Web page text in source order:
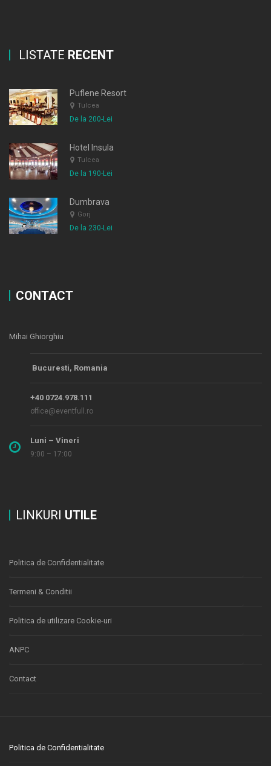
LISTATE RECENT
Puflene Resort
Tulcea
De la 200-Lei
Hotel Insula
Tulcea
De la 190-Lei
Dumbrava
Gorj
De la 230-Lei
CONTACT
Mihai Ghiorghiu
Bucuresti, Romania
+40 0724.978.111
office@eventfull.ro
Luni – Vineri
9:00 – 17:00
LINKURI UTILE
Politica de Confidentialitate
Termeni & Conditii
Politica de utilizare Cookie-uri
ANPC
Contact
Politica de Confidentialitate